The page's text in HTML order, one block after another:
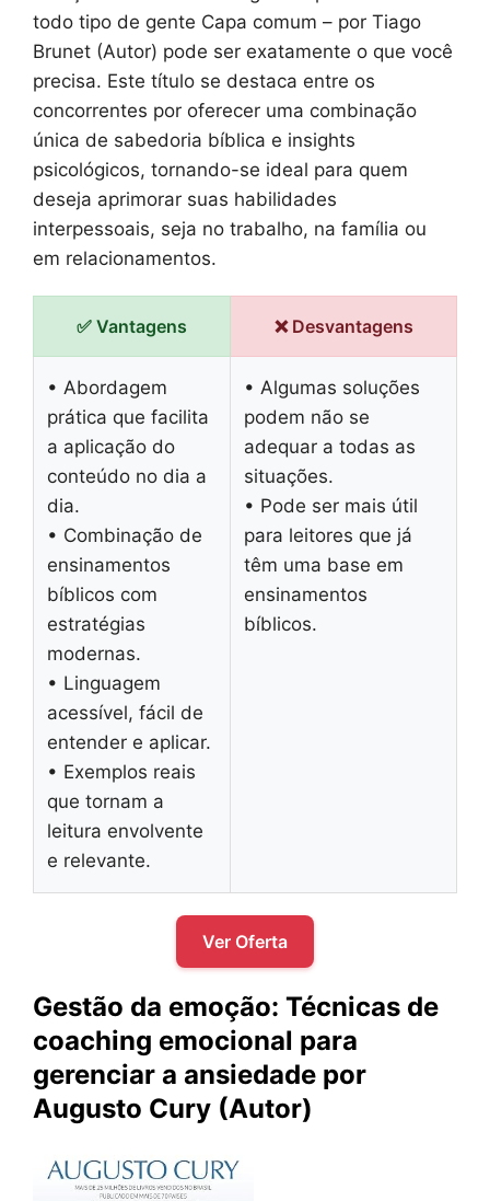
todo tipo de gente Capa comum – por Tiago
Brunet (Autor) pode ser exatamente o que você
precisa. Este título se destaca entre os
concorrentes por oferecer uma combinação
única de sabedoria bíblica e insights
psicológicos, tornando-se ideal para quem
deseja aprimorar suas habilidades
interpessoais, seja no trabalho, na família ou
em relacionamentos.
✅ Vantagens ❌ Desvantagens
• Abordagem
prática que facilita
a aplicação do
conteúdo no dia a
dia.
• Combinação de
ensinamentos
bíblicos com
estratégias
modernas.
• Linguagem
acessível, fácil de
entender e aplicar.
• Exemplos reais
que tornam a
leitura envolvente
e relevante.
• Algumas soluções
podem não se
adequar a todas as
situações.
• Pode ser mais útil
para leitores que já
têm uma base em
ensinamentos
bíblicos.
Ver Oferta
Gestão da emoção: Técnicas de
coaching emocional para
gerenciar a ansiedade por
Augusto Cury (Autor)